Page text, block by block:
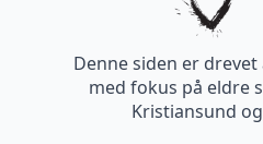
Denne siden er
med fokus på eldre
Kristiansund